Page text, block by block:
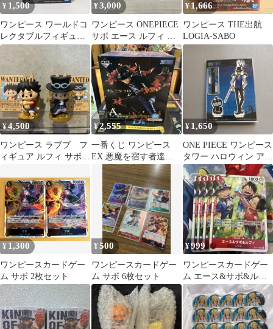
¥ 1,500
ワンピース ワールドコ
レクタブルフィギュア
サボ
¥3,000
ワンピース ONEPIECE
サボ エース ルフィ 帽
子
¥1,666
ワンピース THE出航
LOGIA-SABO
¥4,500
ワンピース ラブブ フ
ィギュア ルフィ サボ 2
¥2,555
一番くじ ワンピース
EX 悪魔を宿す者達
vol.2 A賞 サボ -魂豪示
¥ 1,650
ONE PIECE ワンピース
タワー ハロウィン アク
リルスタンドチャーム
サボ
¥ 1,300
ワンピースカードゲー
ム サボ 2枚セット
¥500
ワンピースカードゲー
ム サボ 6枚セット
¥999
ワンピースカードゲー
ム エース&サボ&ルフ
ィ SR 4枚 OP13-007